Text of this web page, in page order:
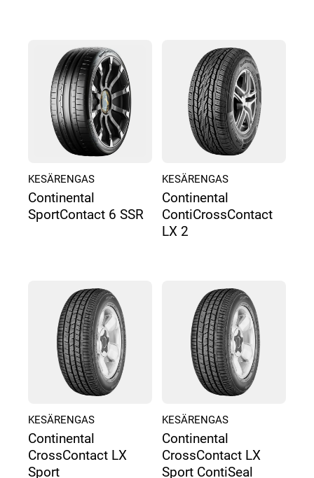
KESÄRENGAS
Continental
SportContact 6 SSR
KESÄRENGAS
Continental
ContiCrossContact
LX 2
KESÄRENGAS
Continental
CrossContact LX
Sport
KESÄRENGAS
Continental
CrossContact LX
Sport ContiSeal